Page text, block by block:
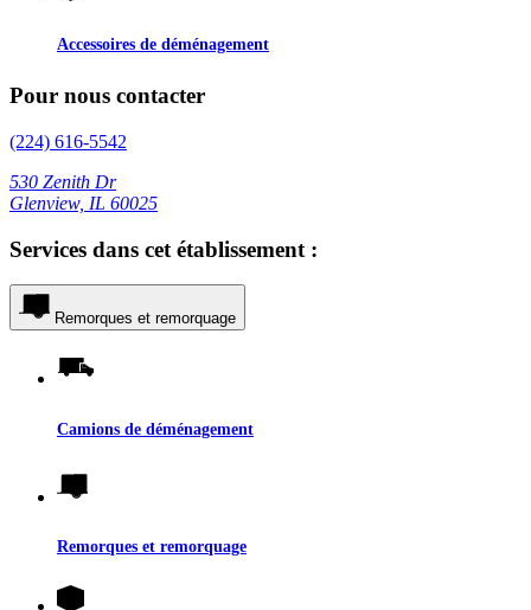
Accessoires de déménagement
Pour nous contacter
(224) 616-5542
530 Zenith Dr
Glenview, IL 60025
Services dans cet établissement :
Remorques et remorquage
Camions de déménagement
Remorques et remorquage